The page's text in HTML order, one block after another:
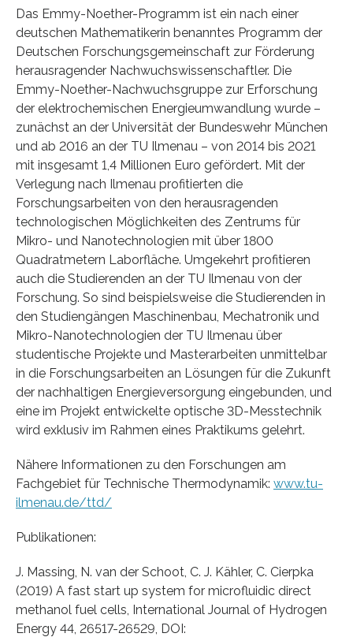
Das Emmy-Noether-Programm ist ein nach einer
deutschen Mathematikerin benanntes Programm der
Deutschen Forschungsgemeinschaft zur Förderung
herausragender Nachwuchswissenschaftler. Die
Emmy-Noether-Nachwuchsgruppe zur Erforschung
der elektrochemischen Energieumwandlung wurde –
zunächst an der Universität der Bundeswehr München
und ab 2016 an der TU Ilmenau – von 2014 bis 2021
mit insgesamt 1,4 Millionen Euro gefördert. Mit der
Verlegung nach Ilmenau profitierten die
Forschungsarbeiten von den herausragenden
technologischen Möglichkeiten des Zentrums für
Mikro- und Nanotechnologien mit über 1800
Quadratmetern Laborfläche. Umgekehrt profitieren
auch die Studierenden an der TU Ilmenau von der
Forschung. So sind beispielsweise die Studierenden in
den Studiengängen Maschinenbau, Mechatronik und
Mikro-Nanotechnologien der TU Ilmenau über
studentische Projekte und Masterarbeiten unmittelbar
in die Forschungsarbeiten an Lösungen für die Zukunft
der nachhaltigen Energieversorgung eingebunden, und
eine im Projekt entwickelte optische 3D-Messtechnik
wird exklusiv im Rahmen eines Praktikums gelehrt.
Nähere Informationen zu den Forschungen am
Fachgebiet für Technische Thermodynamik: www.tu-
ilmenau.de/ttd/
Publikationen:
J. Massing, N. van der Schoot, C. J. Kähler, C. Cierpka
(2019) A fast start up system for microfluidic direct
methanol fuel cells, International Journal of Hydrogen
Energy 44, 26517-26529, DOI: